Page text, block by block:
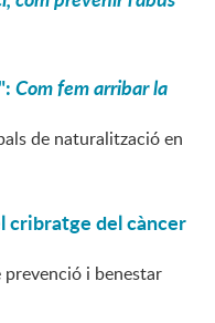
Com fem arribar la
de naturalització en
cribratge del càncer
i benestar